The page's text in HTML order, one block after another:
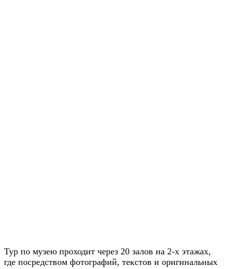
Тур по музею проходит через 20 залов на 2-х этажах,
где посредством фотографий, текстов и оригинальных